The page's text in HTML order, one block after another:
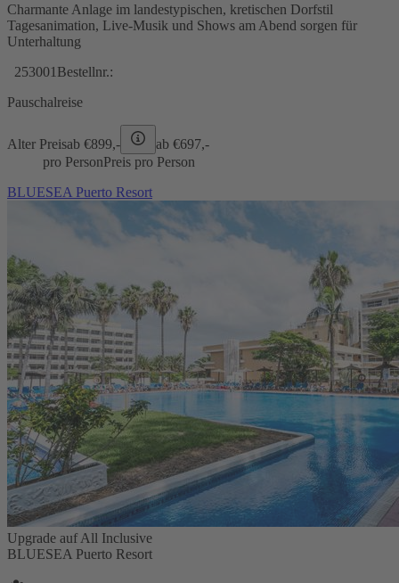
Charmante Anlage im landestypischen, kretischen Dorfstil
Tagesanimation, Live-Musik und Shows am Abend sorgen für
Unterhaltung
253001 Bestellnr.:
Pauschalreise
Alter Preisab €899,- ab €697,-
pro PersonPreis pro Person
BLUESEA Puerto Resort
Upgrade auf All Inclusive
BLUESEA Puerto Resort